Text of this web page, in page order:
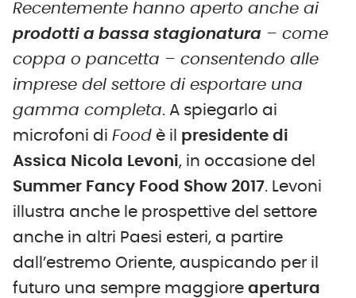
Recentemente hanno aperto anche ai
prodotti a bassa stagionatura – come
coppa o pancetta – consentendo alle
imprese del settore di esportare una
gamma completa. A spiegarlo ai
microfoni di Food è il presidente di
Assica Nicola Levoni, in occasione del
Summer Fancy Food Show 2017. Levoni
illustra anche le prospettive del settore
anche in altri Paesi esteri, a partire
dall’estremo Oriente, auspicando per il
futuro una sempre maggiore apertura